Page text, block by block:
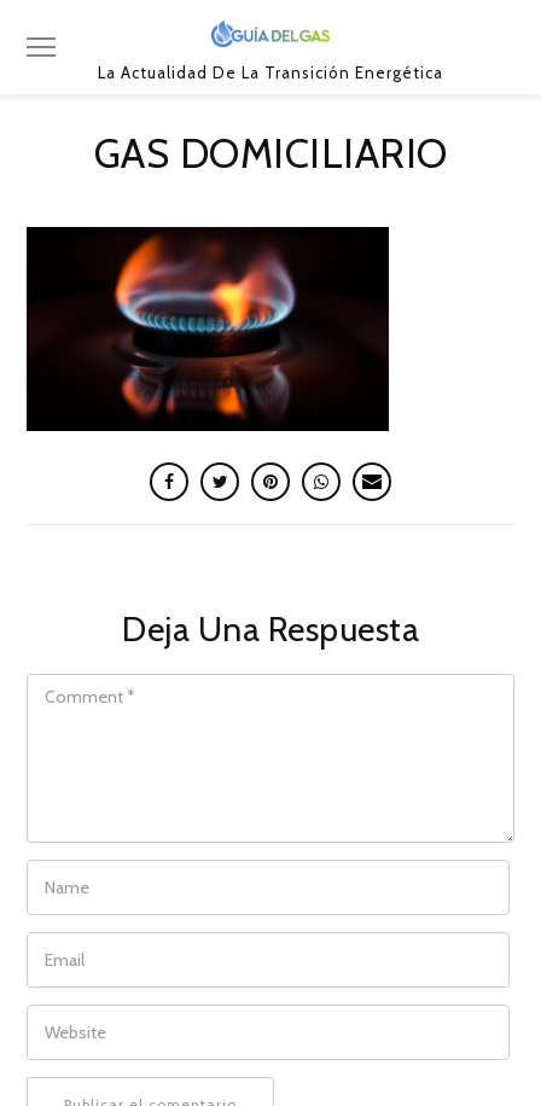
La Actualidad De La Transición Energética
GAS DOMICILIARIO
Deja Una Respuesta
COMMENT
NAME
EMAIL
WEBSITE